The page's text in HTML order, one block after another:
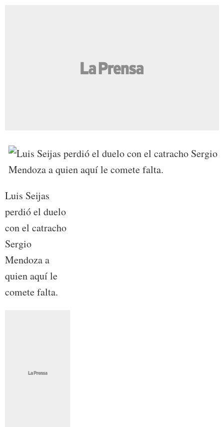
Luis Seijas
perdió el duelo
con el catracho
Sergio
Mendoza a
quien aquí le
comete falta.